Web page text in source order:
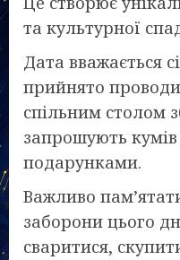
та культурної
Дата вважається
прийнято
спільним столом
запрошують
подарунками.
Важливо
заборони цього
сваритися,